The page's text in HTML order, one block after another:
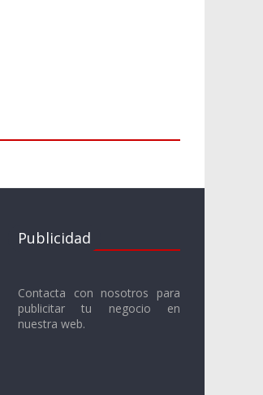
Publicidad
Contacta con nosotros para
publicitar tu negocio en
nuestra web.